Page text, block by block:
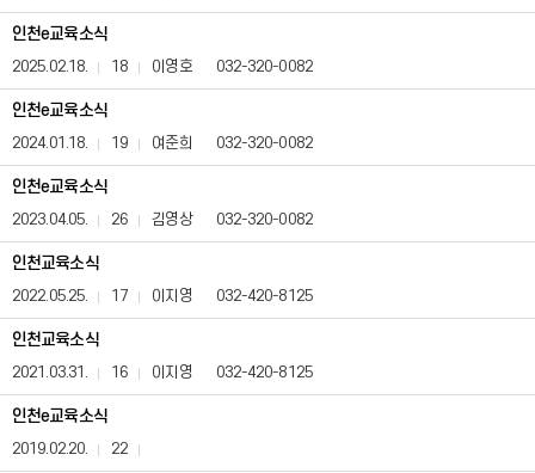
교
육
식
(사
전
정
보
공
게
시
판
은
호,
목,
등
록
일,
인천e교육소식
2025.02.18. 18 이영호 032-320-0082
인천e교육소식
2024.01.18. 19 여준희 032-320-0082
인천e교육소식
2023.04.05. 26 김영상 032-320-0082
인천교육소식
2022.05.25. 17 이지영 032-420-8125
인천교육소식
2021.03.31. 16 이지영 032-420-8125
인천e교육소식
2019.02.20. 22